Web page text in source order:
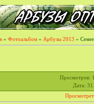
» Фотоальбом » Арбузы 2013 »
Просмотров:
Дата: